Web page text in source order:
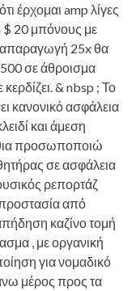
έρχομαι amp λίγες
20 μπόνους με
25x θα
500 σε άθροισμα
& nbsp ; Το
κανονικό ασφάλεια
και άμεση
προσωποποιώ
σε ασφάλεια
ρεπορτάζ
από
καζίνο τομή
, με οργανική
για νομαδικό
μέρος προς τα